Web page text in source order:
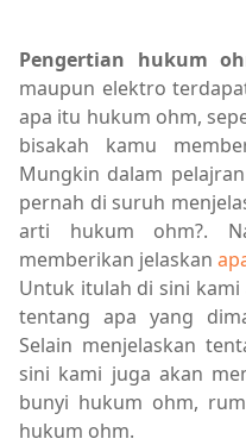
Pengertian hukum
maupun elektro
apa itu hukum ohm,
bisakah kamu
Mungkin dalam
pernah di suruh
arti hukum ohm?.
memberikan jelaskan
Untuk itulah di sini
tentang apa yang
Selain menjelaskan
sini kami juga akan
bunyi hukum ohm,
hukum ohm.